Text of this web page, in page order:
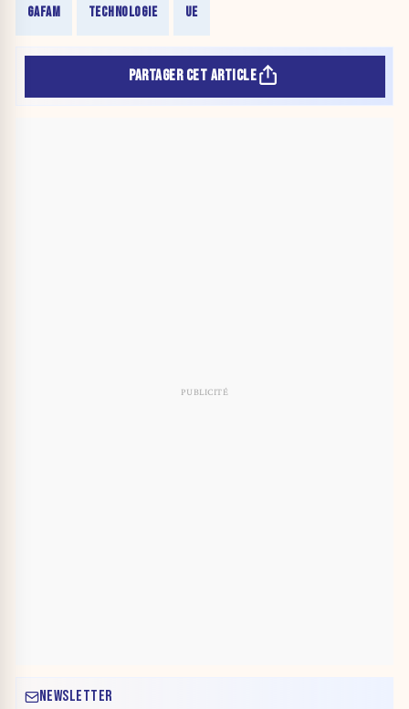
GAFAM TECHNOLOGIE UE
PARTAGER CET ARTICLE
NEWSLETTER